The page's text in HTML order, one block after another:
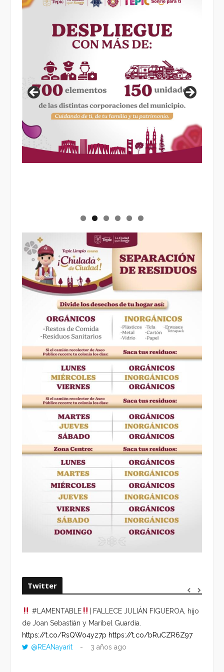
Twitter
#LAMENTABLE
| FALLECE JULIÁN FIGUEROA, hijo
de Joan Sebastián y Maribel Guardia.
https://t.co/RsQWo4yz7p https://t.co/bRuCZR6Z97
@REANayarit
3 años ago